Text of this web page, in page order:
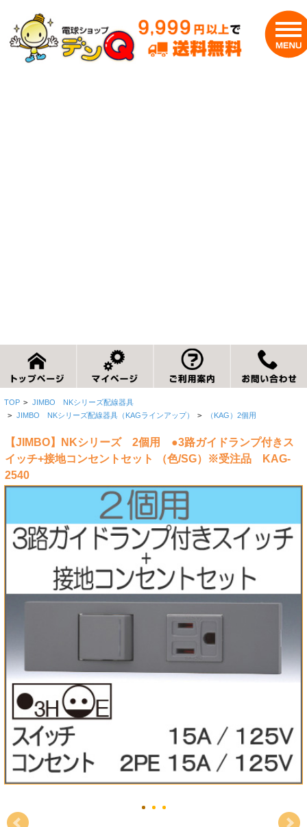
TOP > JIMBO NKシリーズ配線器具
> JIMBO NKシリーズ配線器具（KAGラインアップ） > （KAG）2個用
【JIMBO】NKシリーズ 2個用 ●3路ガイドランプ付きス
イッチ+接地コンセントセット （色/SG）※受注品 KAG-
2540